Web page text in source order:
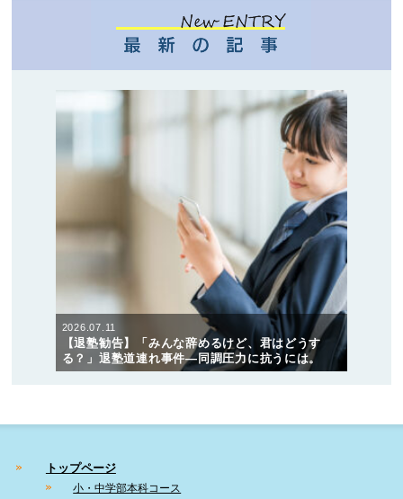
2026.07.11
【退塾勧告】「みんな辞めるけど、君はどうす
る？」退塾道連れ事件―同調圧力に抗うには。
トップページ
小・中学部本科コース